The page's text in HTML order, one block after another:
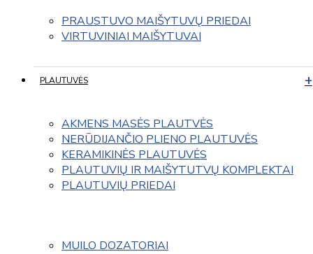
PRAUSTUVO MAIŠYTUVŲ PRIEDAI
VIRTUVINIAI MAIŠYTUVAI
PLAUTUVĖS
AKMENS MASĖS PLAUTVĖS
NERŪDIJANČIO PLIENO PLAUTUVĖS
KERAMIKINĖS PLAUTUVĖS
PLAUTUVIŲ IR MAIŠYTUTVŲ KOMPLEKTAI
PLAUTUVIŲ PRIEDAI
MUILO DOZATORIAI